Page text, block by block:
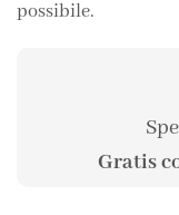
possibile.
Gratis